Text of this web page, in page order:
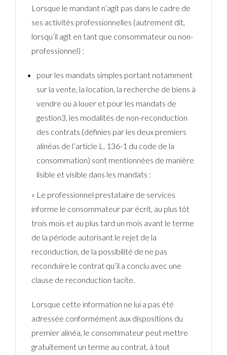
Lorsque le mandant n’agit pas dans le cadre de
ses activités professionnelles (autrement dit,
lorsqu’il agit en tant que consommateur ou non-
professionnel) :
pour les mandats simples portant notamment
sur la vente, la location, la recherche de biens à
vendre ou à louer et pour les mandats de
gestion3, les modalités de non-reconduction
des contrats (définies par les deux premiers
alinéas de l’article L. 136-1 du code de la
consommation) sont mentionnées de manière
lisible et visible dans les mandats :
« Le professionnel prestataire de services
informe le consommateur par écrit, au plus tôt
trois mois et au plus tard un mois avant le terme
de la période autorisant le rejet de la
reconduction, de la possibilité de ne pas
reconduire le contrat qu’il a conclu avec une
clause de reconduction tacite.
Lorsque cette information ne lui a pas été
adressée conformément aux dispositions du
premier alinéa, le consommateur peut mettre
gratuitement un terme au contrat, à tout